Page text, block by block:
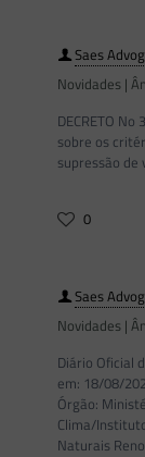
Saes
Novidades |
DECRETO No
sobre os
supressão de
0
Saes
Novidades |
Diário Oficial
em: 18/08/
Órgão:
Clima/
Naturais